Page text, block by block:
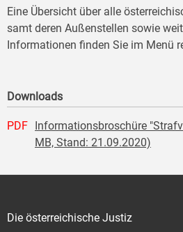
Eine Übersicht über alle
samt deren Außenstellen sowie
Informationen finden Sie im Menü
Downloads
PDF
Informationsbroschüre
MB, Stand: 21.09.2020)
Die österreichische Justiz